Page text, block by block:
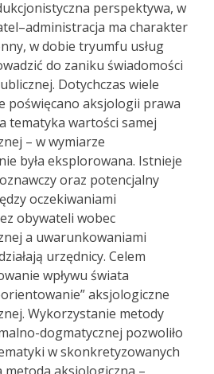
perspektywa, w
ma charakter
w dobie tryumfu usług
do zaniku świadomości
Dotychczas wiele
poświęcano aksjologii prawa
tematyka wartości samej
– w wymiarze
była eksplorowana. Istnieje
oraz potencjalny
oczekiwaniami
obywateli wobec
a uwarunkowaniami
urzędnicy. Celem
wpływu świata
aksjologiczne
Wykorzystanie metody
dogmatycznej pozwoliło
w skonkretyzowanych